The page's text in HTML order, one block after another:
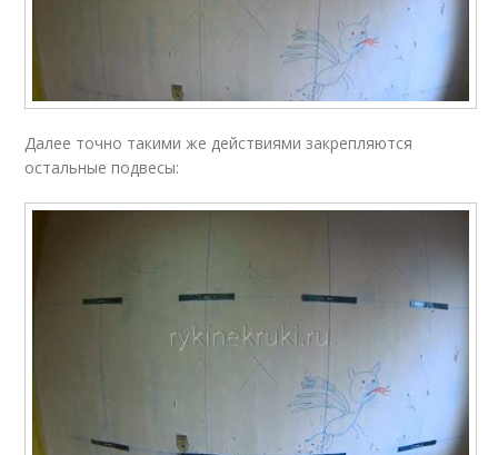
Далее точно такими же действиями закрепляются
остальные подвесы: